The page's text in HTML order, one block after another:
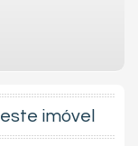
imóvel